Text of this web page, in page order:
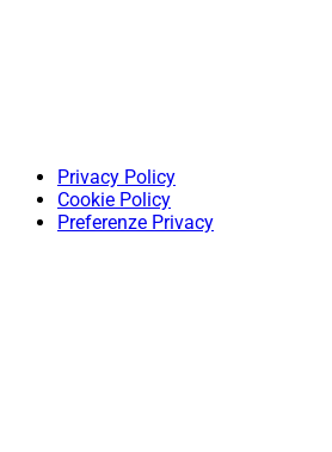
Privacy Policy
Cookie Policy
Preferenze Privacy